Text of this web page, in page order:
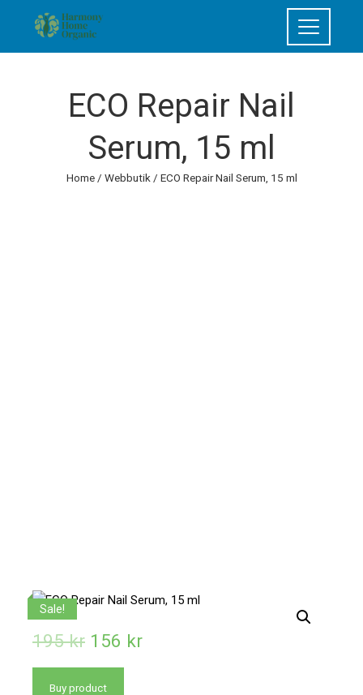
ECO Repair Nail
Serum, 15 ml
Home/ Webbutik / ECO Repair Nail Serum, 15 ml
Sale!
195kr 156 kr
Buy product